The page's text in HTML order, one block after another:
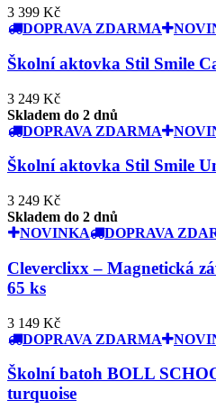
3 399 Kč
DOPRAVA ZDARMA
Školní aktovka Stil Smile
3 249 Kč
Skladem do 2 dnů
DOPRAVA ZDARMA
Školní aktovka Stil Smile
3 249 Kč
Skladem do 2 dnů
NOVINKA
DOPRAVA
Cleverclixx – Magnetická
65 ks
3 149 Kč
DOPRAVA ZDARMA
Školní batoh BOLL
turquoise